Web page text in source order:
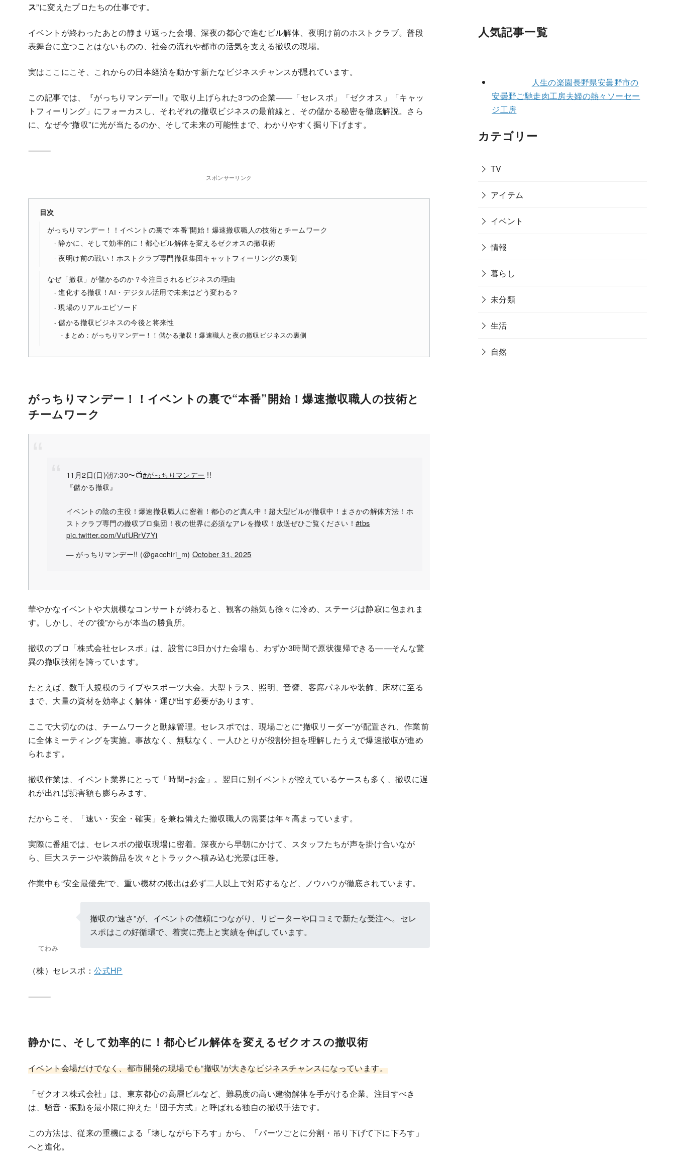
ス”に変えたプロたちの仕事です。
イベントが終わったあとの静まり返った会場、深夜の都心で進むビル解体、夜明け前のホストクラブ。普段
表舞台に立つことはないものの、社会の流れや都市の活気を支える撤収の現場。
実はここにこそ、これからの日本経済を動かす新たなビジネスチャンスが隠れています。
この記事では、『がっちりマンデー‼』で取り上げられた3つの企業――「セレスポ」「ゼクオス」「キャッ
トフィーリング」にフォーカスし、それぞれの撤収ビジネスの最前線と、その儲かる秘密を徹底解説。さら
に、なぜ今“撤収”に光が当たるのか、そして未来の可能性まで、わかりやすく掘り下げます。
⸻
スポンサーリンク
目次
がっちりマンデー！！イベントの裏で“本番”開始！爆速撤収職人の技術とチームワーク
静かに、そして効率的に！都心ビル解体を変えるゼクオスの撤収術
夜明け前の戦い！ホストクラブ専門撤収集団キャットフィーリングの裏側
なぜ「撤収」が儲かるのか？今注目されるビジネスの理由
進化する撤収！AI・デジタル活用で未来はどう変わる？
現場のリアルエピソード
儲かる撤収ビジネスの今後と将来性
まとめ：がっちりマンデー！！儲かる撤収！爆速職人と夜の撤収ビジネスの裏側
がっちりマンデー！！イベントの裏で“本番”開始！爆速撤収職人の技術と
チームワーク
『儲かる撤収』
ストクラブ専門の撤収プロ集団！夜の世界に必須なアレを撤収！放送ぜひご覧ください！#tbs
pic.twitter.com/VufURrV7Yi
— がっちりマンデー!! (@gacchiri_m)
す。しかし、その“後”からが本当の勝負所。
異の撤収技術を誇っています。
まで、大量の資材を効率よく解体・運び出す必要があります。
に全体ミーティングを実施。事故なく、無駄なく、一人ひとりが役割分担を理解したうえで爆速撤収が進め
られます。
れが出れば損害額も膨らみます。
ら、巨大ステージや装飾品を次々とトラックへ積み込む光景は圧巻。
スポはこの好循環で、着実に売上と実績を伸ばしています。
は、騒音・振動を最小限に抑えた「団子方式」と呼ばれる独自の撤収手法です。
へと進化。
人気記事一覧
人生の楽園長野県安曇野市の
安曇野ご馳走肉工房夫婦の熱々ソーセー
ジ工房
カテゴリー
TV
アイテム
イベント
情報
暮らし
未分類
生活
自然